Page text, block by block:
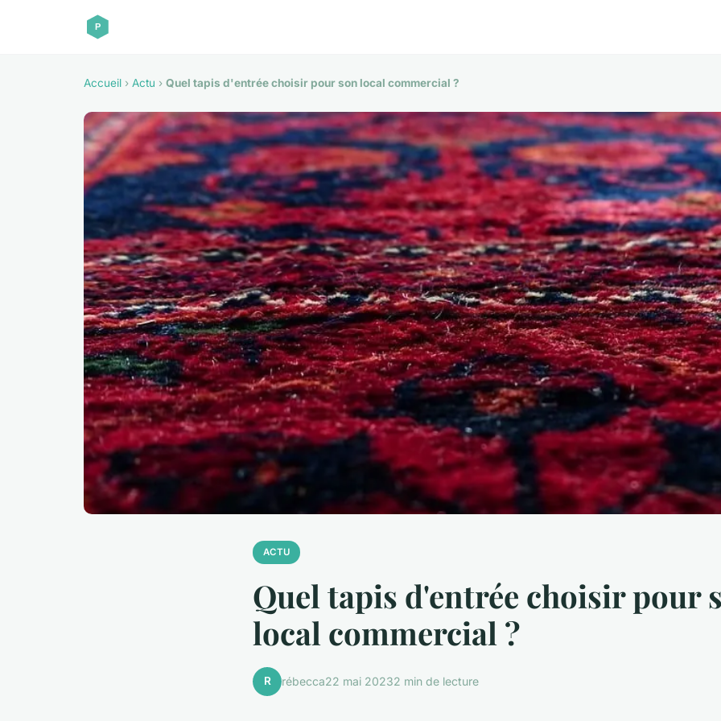
Accueil › Actu › Quel tapis d'entrée choisir pour son local commercial ?
ACTU
Quel tapis d'entrée choisir pour
local commercial ?
R rébecca22 mai 20232 min de lecture